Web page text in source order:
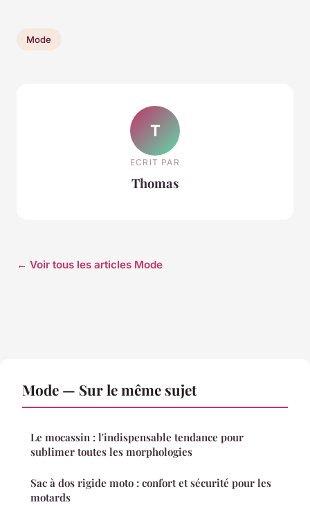
Mode
T
ECRIT PAR
Thomas
← Voir tous les articles Mode
Mode — Sur le même sujet
Le mocassin : l'indispensable tendance pour
sublimer toutes les morphologies
Sac à dos rigide moto : confort et sécurité pour les
motards